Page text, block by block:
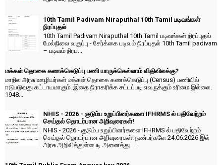
10th Tamil Padivam Niraputhal 10th Tamil படிவங்கள்
நிரப்புதல்
10th Tamil Padivam Niraputhal 10th Tamil படிவங்கள் நிரப்புதல்
மேல்நிலை வகுப்பு - சேர்க்கை படிவம் நிரப்புதல் 10th Tamil padivam
– படிவம் நிரப...
மக்கள் தொகை கணக்கெடுப்பு பணி யாருக்கெல்லாம் விதிவிலக்கு?
மாநில அரசு ஊழியர்கள் மக்கள் தொகை கணக்கெடுப்பு (Census) பணியில்
ஈடுபடுவது கட்டாயமாகும். இதை நிராகரிக்க சட்டப்படி எவருக்கும் உரிமை இல்லை.
1948...
NHIS - 2026 - குடும்ப உறுப்பினர்களை IFHRMS ல் பதிவேற்றம்
செய்தல் தொடர்பான அறிவுரைகள்!
NHIS - 2026 - குடும்ப உறுப்பினர்களை IFHRMS ல் பதிவேற்றம்
செய்தல் தொடர்பான அறிவுரைகள்! நண்பர்களே 24.06.2026 இல்
அரசு அறிவித்துள்ளபடி அனைத்து ...